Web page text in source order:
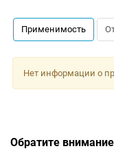
Применимость
Нет информации о
Обратите